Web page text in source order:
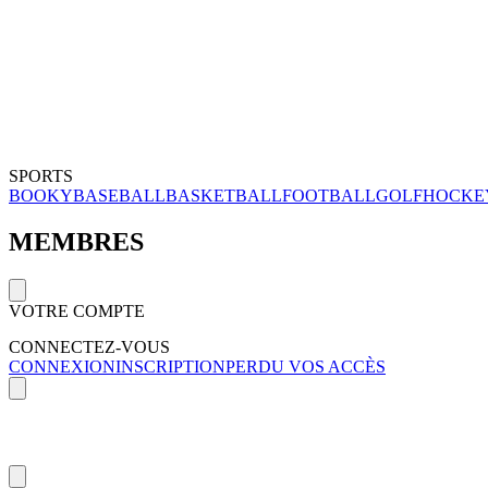
SPORTS
BOOKYBASEBALLBASKETBALLFOOTBALLGOLF
MEMBRES
VOTRE COMPTE
CONNECTEZ-VOUS
CONNEXIONINSCRIPTIONPERDU VOS ACCÈS